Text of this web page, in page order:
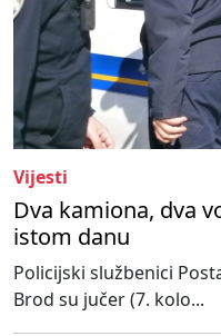
Vijesti
Dva kamiona, dva
istom danu
Policijski službenici
Brod su jučer (7. kolo...